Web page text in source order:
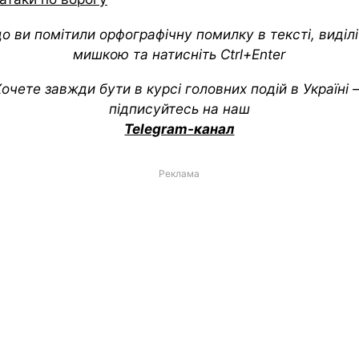
ви помітили орфографічну помилку в тексті,
мишкою та натисніть Ctrl+Enter
завжди бути в курсі головних подій в Україні
підписуйтесь на наш
Telegram-канал
Реклама